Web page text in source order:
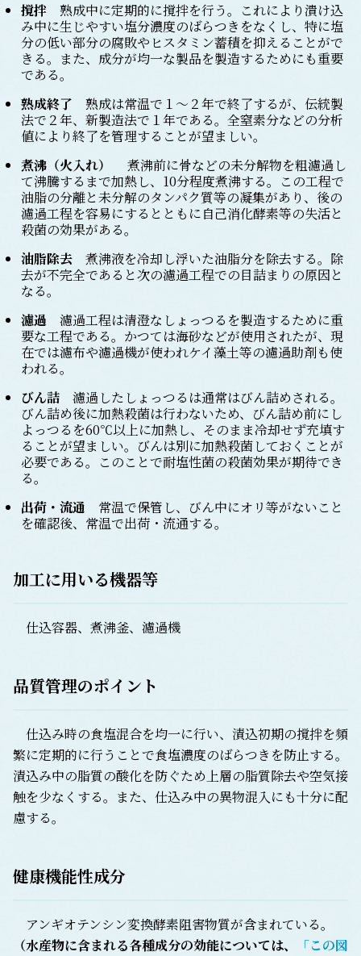
撹拌 熟成中に定期的に撹拌を行う。これにより潰け込
み中に生じやすい塩分濃度のばらつきをなくし、特に塩
分の低い部分の腐敗やヒスタミン蓄積を抑えることがで
きる。また、成分が均一な製品を製造するためにも重要
である。
熟成終了 熟成は常温で１～２年で終了するが、伝統製
法で２年、新製造法で１年である。全窒素分などの分析
値により終了を管理することが望ましい。
煮沸（火入れ）
煮沸前に骨などの未分解物を粗濾過し
て沸騰するまで加熱し、10分程度煮沸する。この工程で
油脂の分離と未分解のタンパク質等の凝集があり、後の
濾過工程を容易にするとともに自己消化酵素等の失活と
殺菌の効果がある。
油脂除去 煮沸液を冷却し浮いた油脂分を除去する。除
去が不完全であると次の濾過工程での目詰まりの原因と
なる。
濾過 濾過工程は清澄なしょっつるを製造するために重
要な工程である。かつては海砂などが使用されたが、現
在では濾布や濾過機が使われケイ藻土等の濾過助剤も使
われる。
びん詰 濾過したしょっつるは通常はびん詰めされる。
びん詰め後に加熱殺菌は行わないため、びん詰め前にし
よっつるを60℃以上に加熱し、そのまま冷却せず充填す
ることが望ましい。びんは別に加熱殺菌しておくことが
必要である。このことで耐塩性菌の殺菌効果が期待でき
る。
出荷・流通 常温で保管し、びん中にオリ等がないこと
を確認後、常温で出荷・流通する。
加工に用いる機器等
仕込容器、煮沸釜、濾過機
品質管理のポイント
仕込み時の食塩混合を均一に行い、漬込初期の撹拌を頻
繁に定期的に行うことで食塩濃度のばらつきを防止する。
漬込み中の脂質の酸化を防ぐため上層の脂質除去や空気接
触を少なくする。また、仕込み中の異物混入にも十分に配
慮する。
健康機能性成分
アンギオテンシン変換酵素阻害物質が含まれている。
（水産物に含まれる各種成分の効能については、
「この図